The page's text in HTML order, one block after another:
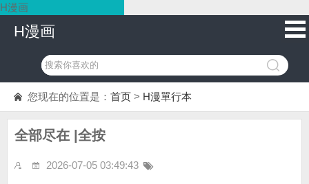
H漫画
H漫画
您现在的位置是： 首页 > H漫單行本
全部尽在 |全按
2026-07-05 03:49:43